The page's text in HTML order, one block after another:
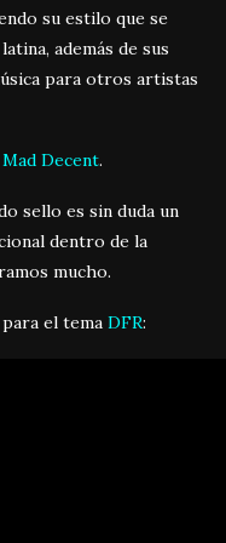
su estilo que se
además de sus
para otros artistas
Mad Decent.
sello es sin duda un
dentro de la
mucho.
el tema DFR: